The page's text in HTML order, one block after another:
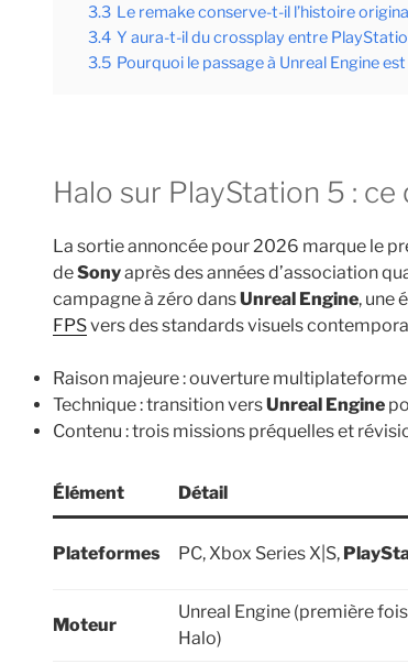
3.3 Le remake conserve-t-il l’histoire
3.4 Y aura-t-il du crossplay entre
3.5 Pourquoi le passage à Unreal Engine
Halo sur PlayStation 5 :
La sortie annoncée pour 2026 marque le
deSonyaprès des années d’association
campagne à zéro dansUnreal Engine, une
FPSvers des standards visuels
Raison majeure : ouverture
Technique : transition versUnreal Engine
Contenu : trois missions préquelles et
Élément Détail
Plateformes PC, Xbox Series X|S,
Moteur
Unreal Engine (première
Halo)